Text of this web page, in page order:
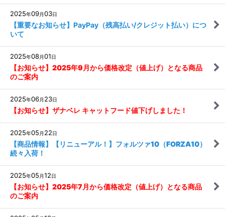
2025年09月03日
【重要なお知らせ】PayPay（残高払い/クレジット払い）につ
いて
2025年08月01日
【お知らせ】2025年9月から価格改定（値上げ）となる商品
のご案内
2025年06月 23日
【お知らせ】ザナベレ キャットフード値下げしました！
2025年05 月 22日
【商品情報】【リニューアル！】フォルツァ10（FORZA10）
続々入荷！
2025年05 月12日
【お知らせ】2025年7月から価格改定（値上げ）となる商品
のご案内